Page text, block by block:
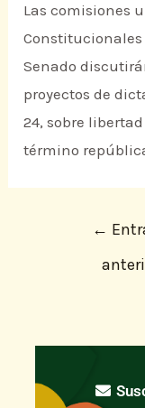
Las comisiones
Constitucionales
Senado
proyectos de
24, sobre
término
←